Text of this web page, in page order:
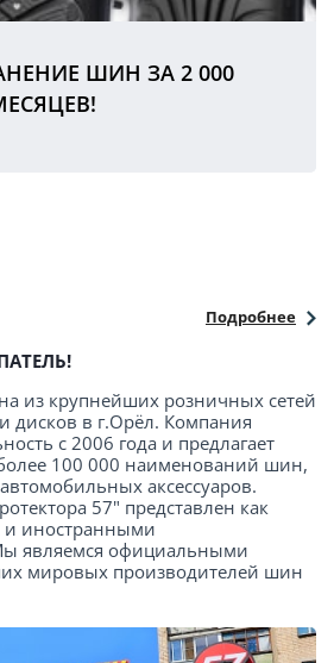
ШИН ЗА 2 000
Подробнее
из крупнейших розничных сетей
дисков в г.Орёл. Компания
с 2006 года и предлагает
100 000 наименований шин,
аксессуаров.
57" представлен как
и иностранными
являемся официальными
мировых производителей шин